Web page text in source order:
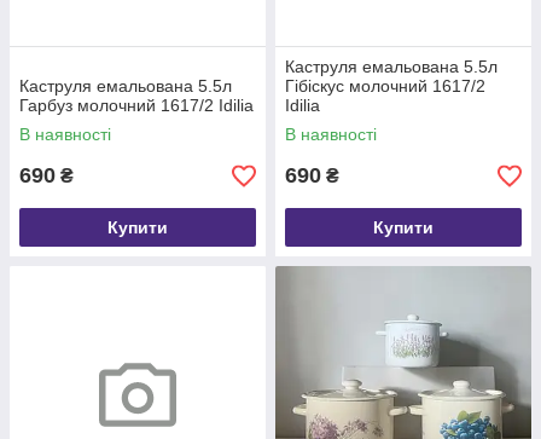
Каструля емальована 5.5л
Гарбуз молочний 1617/2 Idilia
В наявності
690 ₴
Купити
Каструля емальована 5.5л
Гібіскус молочний 1617/2
Idilia
В наявності
690 ₴
Купити